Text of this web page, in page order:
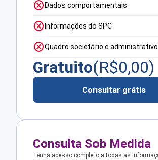
Dados comportamentais
Informações do SPC
Quadro societário e administrativo
Gratuito(R$0,00)
Consultar grátis
Consulta Sob Medida
Tenha acesso completo a todas as